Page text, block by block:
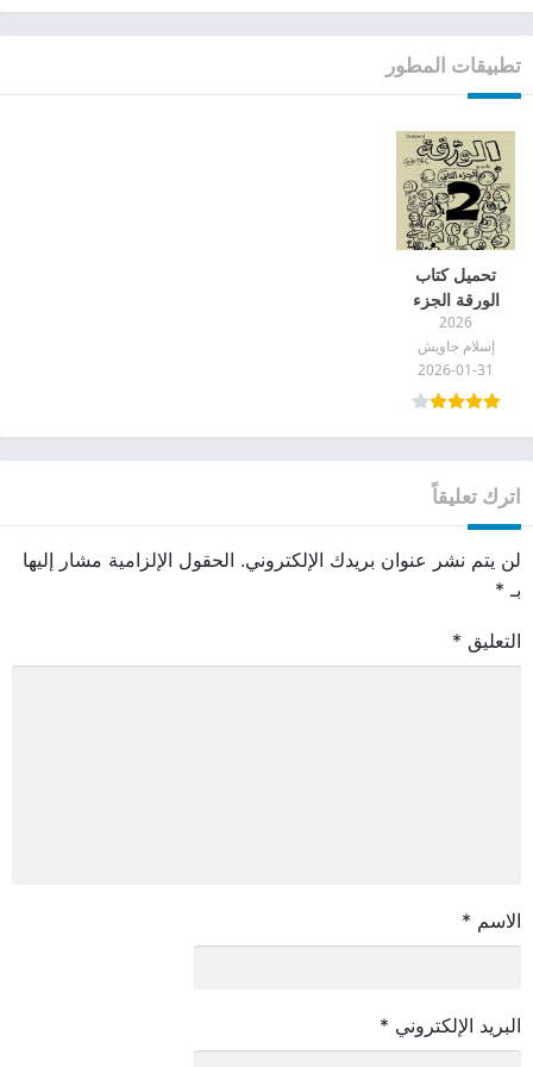
تطبيقات المطور
تحميل كتاب
الورقة الجزء
الثاني pdf
2026
إسلام جاويش
2026-01-31
اترك تعليقاً
لن يتم نشر عنوان بريدك الإلكتروني. الحقول الإلزامية مشار إليها
بـ *
التعليق *
الاسم *
البريد الإلكتروني *